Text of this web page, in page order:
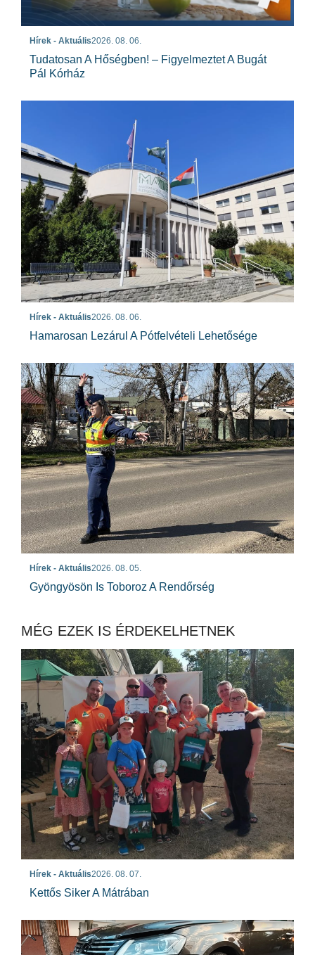
Hírek - Aktuális2026. 08. 06.
Tudatosan A Hőségben! – Figyelmeztet A Bugát
Pál Kórház
Hírek - Aktuális2026. 08. 06.
Hamarosan Lezárul A Pótfelvételi Lehetősége
Hírek - Aktuális2026. 08. 05.
Gyöngyösön Is Toboroz A Rendőrség
MÉG EZEK IS ÉRDEKELHETNEK
Hírek - Aktuális2026. 08. 07.
Kettős Siker A Mátrában